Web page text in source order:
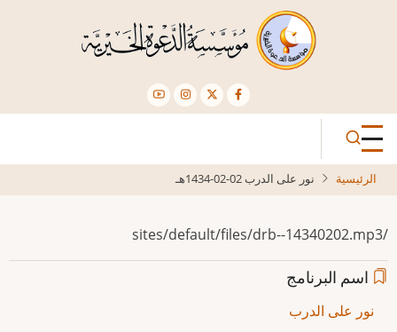
الرئيسية نور على الدرب 02-02-1434هـ
/sites/default/files/drb--14340202.mp3
اسم البرنامج
نور على الدرب